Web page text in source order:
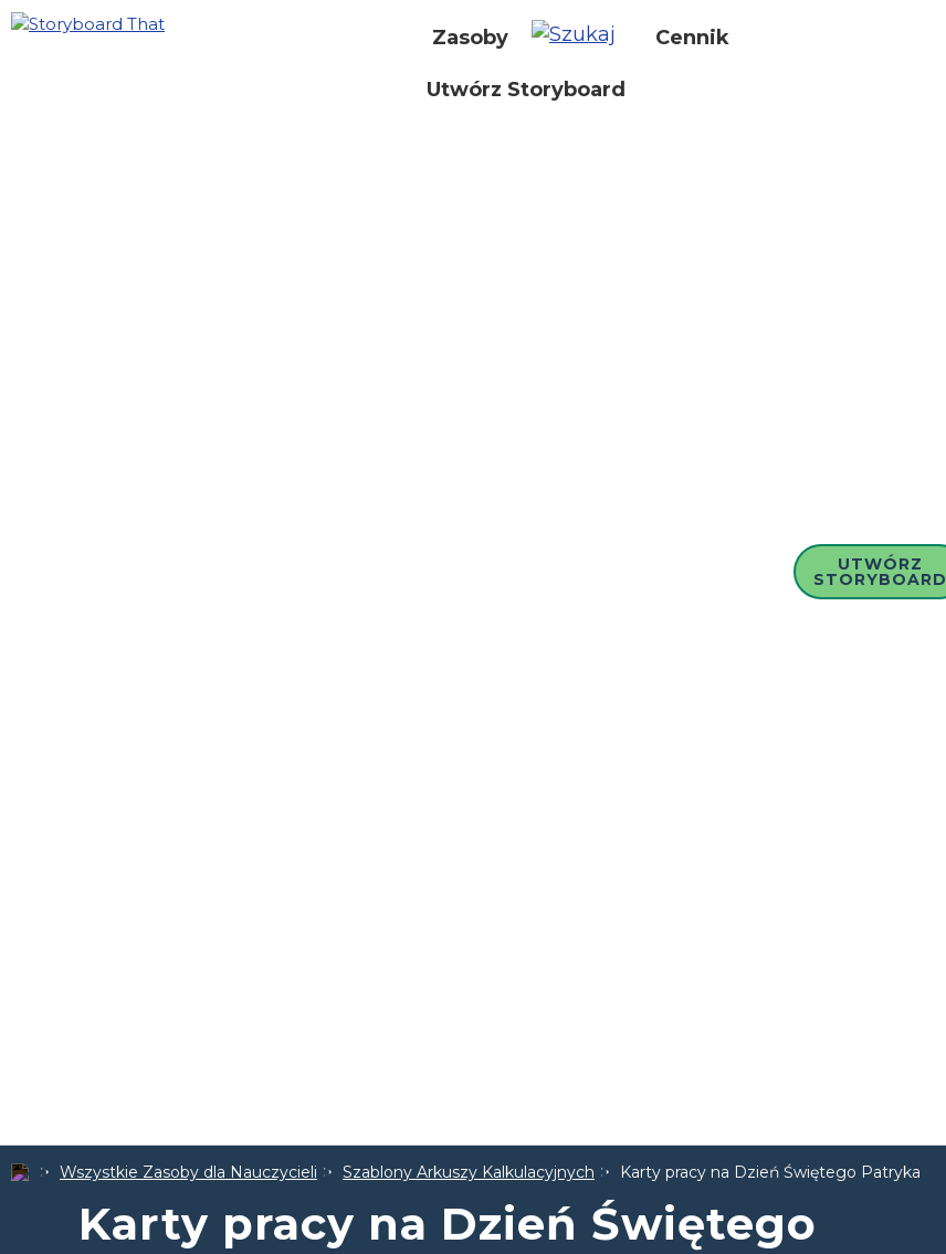
Zasoby Cennik
Utwórz Storyboard
UTWÓRZ
STORYBOARD
Wszystkie Zasoby dla Nauczycieli Szablony Arkuszy Kalkulacyjnych Karty pracy na Dzień Świętego Patryka
Karty pracy na Dzień Świętego